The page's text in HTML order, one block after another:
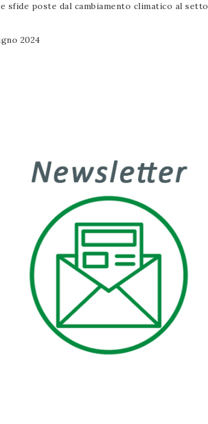
sfide poste dal cambiamento climatico al
2024